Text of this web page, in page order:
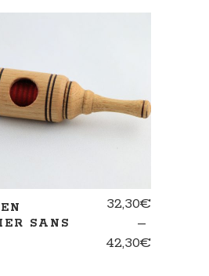
SANS
32,30€
–
42,30€Plage